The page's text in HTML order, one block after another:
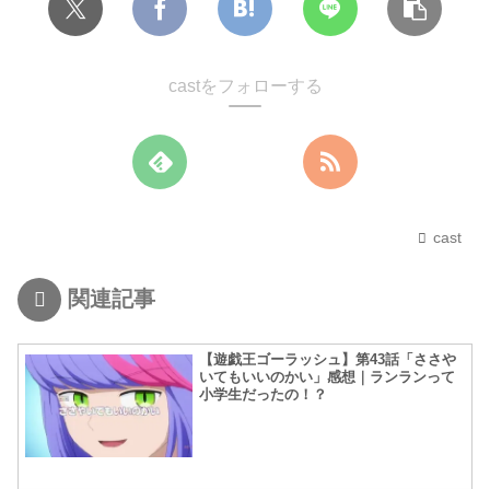
castをフォローする
cast
関連記事
【遊戯王ゴーラッシュ】第43話「ささや
いてもいいのかい」感想｜ランランって
小学生だったの！？